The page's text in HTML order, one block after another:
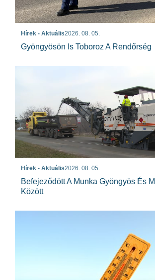
Hírek - Aktuális2026. 08. 05.
Gyöngyösön Is Toboroz A Rendőrség
Hírek - Aktuális2026. 08. 05.
Befejeződött A Munka Gyöngyös És
Között